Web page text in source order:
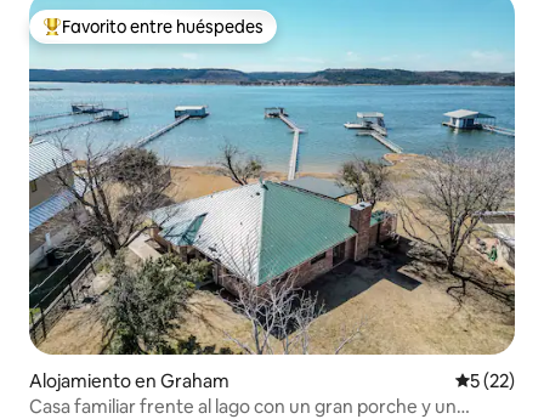
Favorito entre los huéspedes más destacados
Favorito entre huéspedes
Alojamiento en Graham
5 (22)
Casa familiar frente al lago con un gran porche y un